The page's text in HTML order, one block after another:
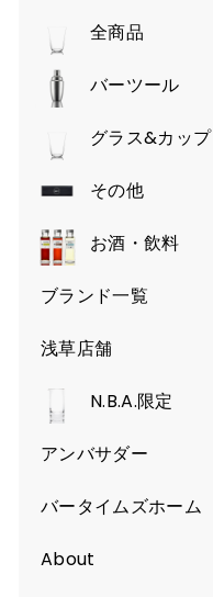
全商品
バーツール
サ
メ
ニ
ー
を
く
グラス&カップ
サ
ブ
ニ
ュ
ー
を
く
その他
サ
ブ
メ
ニ
ー
を
開
く
お酒・飲料
ブランド一覧
浅草店舗
N.B.A.限定
アンバサダー
バータイムズホーム
About